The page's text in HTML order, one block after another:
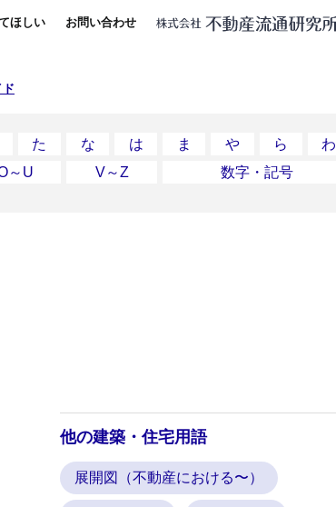
ほしい お問い合わせ
ド
た な は ま や ら
わ
～U V～Z 数字・記号
他の建築・住宅用語
展開図（不動産における〜）